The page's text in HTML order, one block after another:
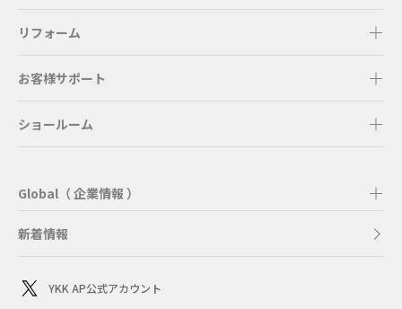
リフォーム
お客様サポート
ショールーム
Global（ 企業情報 ）
新着情報
YKK AP公式アカウント